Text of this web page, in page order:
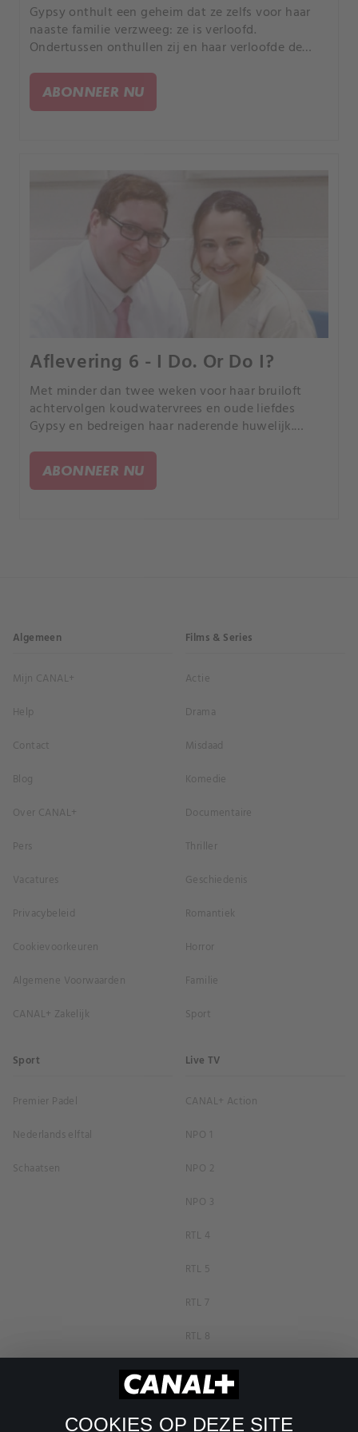
COOKIES OP DEZE SITE
Gypsy onthult een geheim dat ze zelfs voor haar
naaste familie verzweeg: ze is verloofd.
Ondertussen onthullen zij en haar verloofde de
uitmondde in een romance - en hun aanstaande
huwelijk in de gevangenis.
ABONNEER NU
Aflevering 6 - I Do. Or Do I?
Met minder dan twee weken voor haar bruiloft
achtervolgen koudwatervrees en oude liefdes
Gypsy en bedreigen haar naderende huwelijk.
ontmoet haar verloofde hen en beargumenteert
het tegendeel.
ABONNEER NU
Algemeen
Mijn CANAL+
Help
Contact
Blog
Over CANAL+
Pers
Vacatures
Privacybeleid
Cookievoorkeuren
Algemene Voorwaarden
CANAL+ Zakelijk
Films & Series
Actie
Drama
Misdaad
Komedie
Documentaire
Thriller
Geschiedenis
Romantiek
Horror
Familie
Sport
Sport
Premier Padel
Nederlands elftal
Schaatsen
Live TV
CANAL+ Action
NPO 1
NPO 2
NPO 3
RTL 4
RTL 5
RTL 7
RTL 8
RTL Z
SBS6